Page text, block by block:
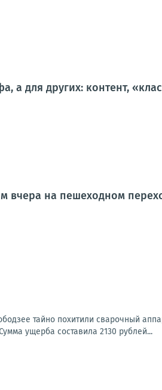
а для других: контент,
вчера на пешеходном
тайно похитили сварочный
ущерба составила 2130 рублей...